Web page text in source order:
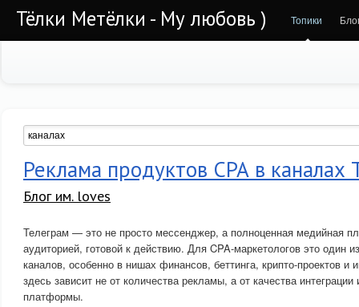
Тёлки Метёлки - Му любовь ) Топики
Реклама продуктов СРА в каналах
Блог им. loves
Телеграм — это не просто мессенджер, а полноценная медийная
аудиторией, готовой к действию. Для CPA-маркетологов это один
каналов, особенно в нишах финансов, беттинга, крипто-проектов и
здесь зависит не от количества рекламы, а от качества
платформы.